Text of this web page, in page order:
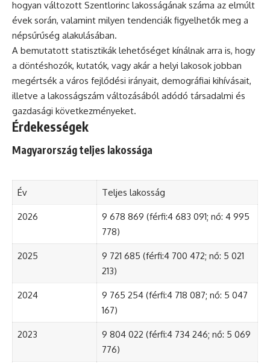
hogyan változott Szentlorinc lakosságának száma az elmúlt
évek során, valamint milyen tendenciák figyelhetők meg a
népsűrűség alakulásában.
A bemutatott statisztikák lehetőséget kínálnak arra is, hogy
a döntéshozók, kutatók, vagy akár a helyi lakosok jobban
megértsék a város fejlődési irányait, demográfiai kihívásait,
illetve a lakosságszám változásából adódó társadalmi és
gazdasági következményeket.
Érdekességek
Magyarország teljes lakossága
Év Teljes lakosság
2026
9 678 869 (férfi:4 683 091; nő: 4 995
778)
2025
9 721 685 (férfi:4 700 472; nő: 5 021
213)
2024
9 765 254 (férfi:4 718 087; nő: 5 047
167)
2023
9 804 022 (férfi:4 734 246; nő: 5 069
776)